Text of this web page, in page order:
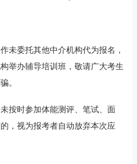
未委托其他中介机构代为报名，
举办辅导培训班，敬请广大考生
。
未按时参加体能测评、笔试、面
，视为报考者自动放弃本次应